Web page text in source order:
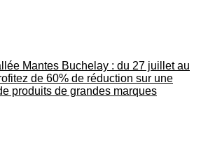
Mantes Buchelay : du 27 juillet au
de 60% de réduction sur une
produits de grandes marques